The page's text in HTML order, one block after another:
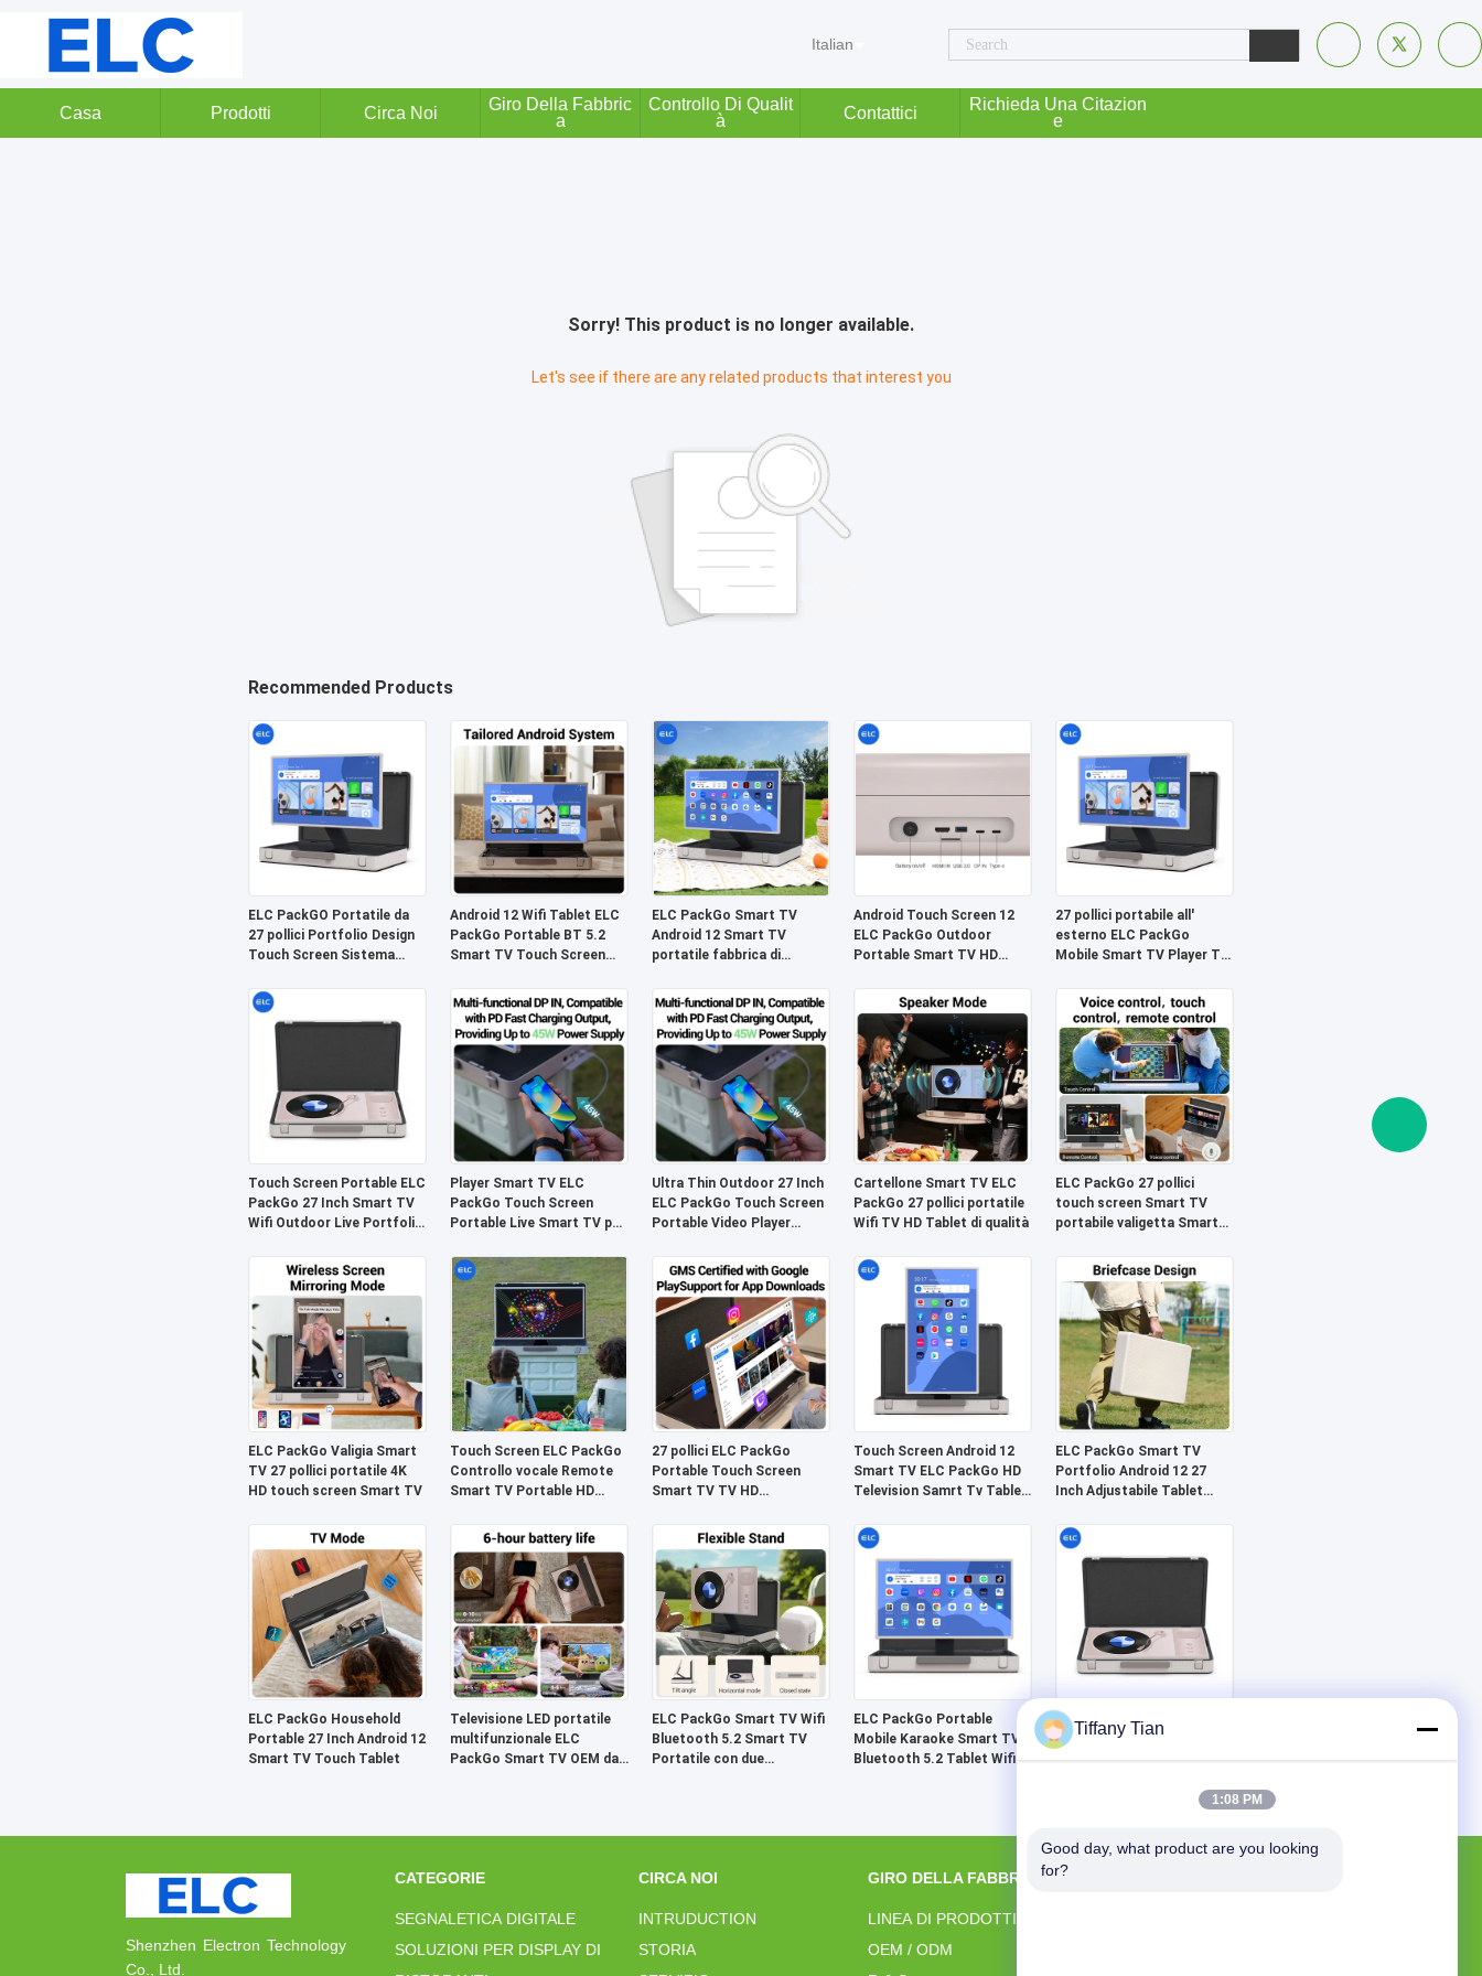
Italian
Casa Prodotti Circa Noi
Giro Della Fabbric
A
Controllo Di Qualit
À
Contattici
Richieda Una Citazion
E
Sorry! This product is no longer available.
Let's see if there are any related products that interest you
Recommended Products
ELC PackGO Portatile da
27 pollici Portfolio Design
Touch Screen Sistema
per il campeggio
Android 12 Wifi Tablet ELC
PackGo Portable BT 5.2
Smart TV Touch Screen
ELC PackGo Smart TV
Android 12 Smart TV
portatile fabbrica di
Android Touch Screen 12
ELC PackGo Outdoor
Portable Smart TV HD
27 pollici portabile all'
esterno ELC PackGo
Mobile Smart TV Player TV
Touch Screen Portable ELC
PackGo 27 Inch Smart TV
Wifi Outdoor Live Portfolio
Player Smart TV ELC
PackGo Touch Screen
Portable Live Smart TV per
Ultra Thin Outdoor 27 Inch
ELC PackGo Touch Screen
Portable Video Player
Cartellone Smart TV ELC
PackGo 27 pollici portatile
Wifi TV HD Tablet di qualità
ELC PackGo 27 pollici
touch screen Smart TV
portabile valigetta Smart
ELC PackGo Valigia Smart
TV 27 pollici portatile 4K
HD touch screen Smart TV
Touch Screen ELC PackGo
Controllo vocale Remote
Smart TV Portable HD
27 pollici ELC PackGo
Portable Touch Screen
Smart TV TV HD
Touch Screen Android 12
Smart TV ELC PackGo HD
Television Samrt Tv Tablet
ELC PackGo Smart TV
Portfolio Android 12 27
Inch Adjustabile Tablet
ELC PackGo Household
Portable 27 Inch Android 12
Smart TV Touch Tablet
Televisione LED portatile
multifunzionale ELC
PackGo Smart TV OEM da
ELC PackGo Smart TV Wifi
Bluetooth 5.2 Smart TV
Portatile con due
ELC PackGo Portable
Mobile Karaoke Smart TV
Bluetooth 5.2 Tablet Wifi
Android 27 Inch ELC
Packgo Portatile Smart TV
Tablet Android
Shenzhen Electron Technology
Co., Ltd.
CATEGORIE
SEGNALETICA DIGITALE
SOLUZIONI PER DISPLAY DI
CIRCA NOI
INTRUDUCTION
STORIA
GIRO DELLA FABBRICA
LINEA DI PRODOTTI
OEM / ODM
Tiffany Tian
1:08 PM
Good day, what product are you looking
for?